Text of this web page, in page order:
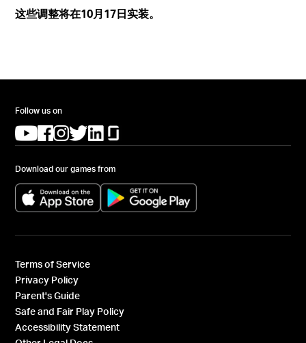
这些调整将在10月17日实装。
Follow us on
(opens in a new tab)
(opens in a new tab)
(opens in a new tab)
(opens in a new tab)
(opens in a new tab)
Download our games from
(opens in a new tab) (opens in a new tab)
Terms of Service
Privacy Policy
Parent's Guide
Safe and Fair Play Policy
Accessibility Statement